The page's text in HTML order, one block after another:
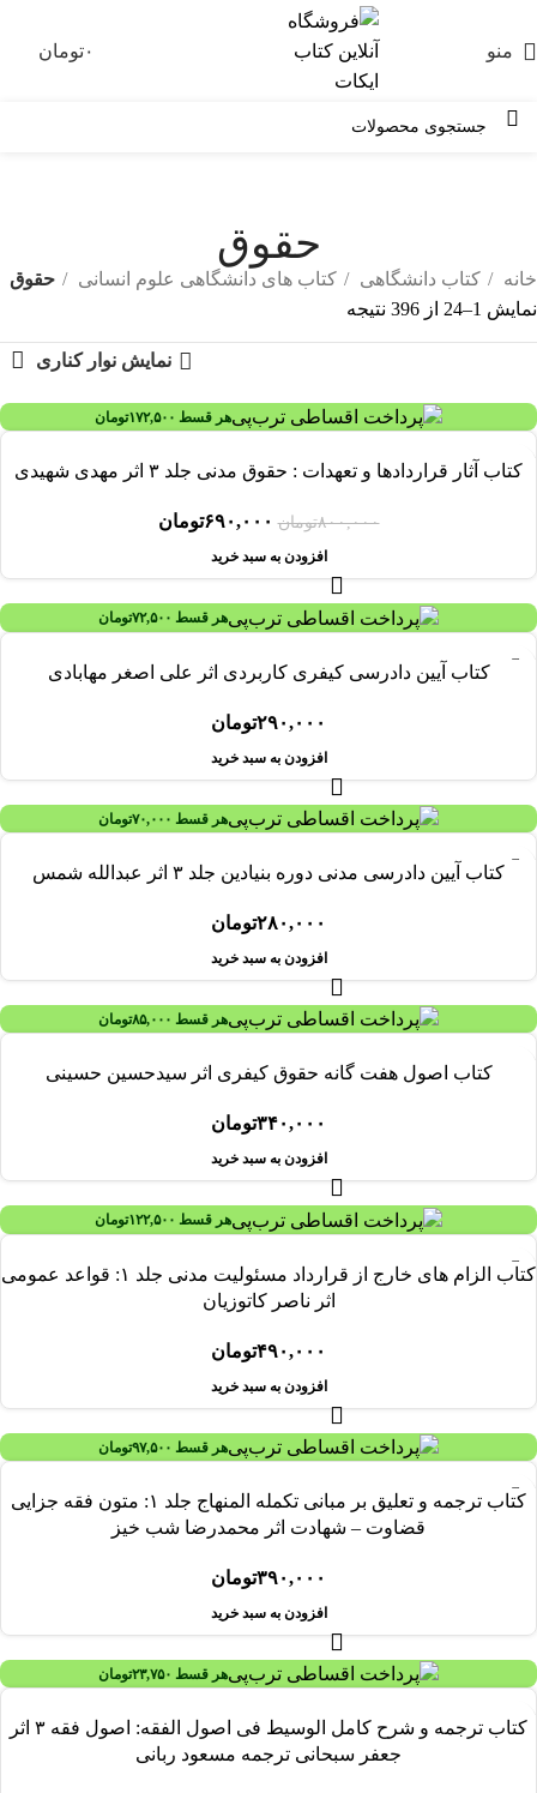
منو ۰تومان
حقوق
خانه کتاب دانشگاهی کتاب های دانشگاهی علوم انسانی
حقوق
نمایش 1–24 از 396 نتیجه
نمایش نوار کناری
هر قسط ۱۷۲,۵۰۰تومان
کتاب آثار قراردادها و تعهدات : حقوق مدنی جلد ۳ اثر مهدی شهیدی
۸۰۰,۰۰۰تومان ۶۹۰,۰۰۰تومان
افزودن به سبد خرید
هر قسط ۷۲,۵۰۰تومان
کتاب آیین دادرسی کیفری کاربردی اثر علی ‌اصغر مهابادی
۲۹۰,۰۰۰تومان
افزودن به سبد خرید
هر قسط ۷۰,۰۰۰تومان
کتاب آیین دادرسی مدنی دوره بنیادین جلد ۳ اثر عبدالله شمس
۲۸۰,۰۰۰تومان
افزودن به سبد خرید
هر قسط ۸۵,۰۰۰تومان
کتاب اصول هفت گانه حقوق کیفری اثر سیدحسین حسینی
۳۴۰,۰۰۰تومان
افزودن به سبد خرید
هر قسط ۱۲۲,۵۰۰تومان
کتاب الزام های خارج از قرارداد مسئولیت مدنی جلد ۱: قواعد عمومی
اثر ناصر کاتوزیان
۴۹۰,۰۰۰تومان
افزودن به سبد خرید
هر قسط ۹۷,۵۰۰تومان
کتاب ترجمه و تعلیق بر مبانی تکمله المنهاج جلد ۱: متون فقه جزایی
قضاوت – شهادت اثر محمدرضا شب خیز
۳۹۰,۰۰۰تومان
افزودن به سبد خرید
هر قسط ۲۳,۷۵۰تومان
کتاب ترجمه و شرح کامل الوسیط فی اصول الفقه: اصول فقه ۳ اثر
جعفر سبحانی ترجمه مسعود ربانی